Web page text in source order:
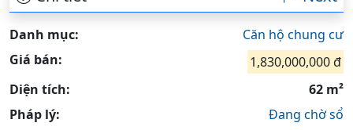
Danh mục:
Căn hộ chung cư
Giá bán:
1,830,000,000 đ
Diện tích:
62 m²
Pháp lý:
Đang chờ sổ